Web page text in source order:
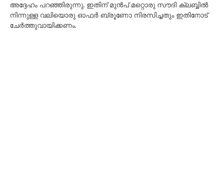
അദ്ദേഹം പറഞ്ഞിരുന്നു. ഇതിന് മുൻപ് മറ്റൊരു സൗദി ക്ലബ്ബിൽ
നിന്നുള്ള വലിയൊരു ഓഫർ ബ്രൂണോ നിരസിച്ചതും ഇതിനോട്
ചേർത്തുവായിക്കണം.